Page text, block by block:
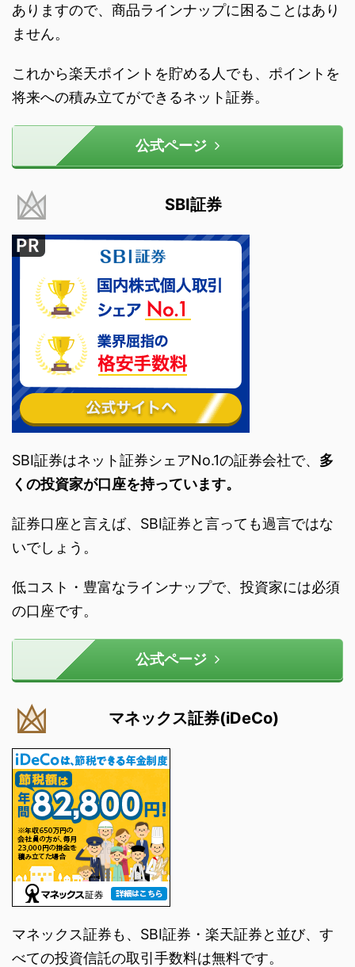
ありますので、商品ラインナップに困ることはあり
ません。
これから楽天ポイントを貯める人でも、ポイントを
将来への積み立てができるネット証券。
公式ページ
SBI証券
SBI証券はネット証券シェアNo.1の証券会社で、 多
くの投資家が口座を持っています。
証券口座と言えば、SBI証券と言っても過言ではな
いでしょう。
低コスト・豊富なラインナップで、投資家には必須
の口座です。
公式ページ
マネックス証券(iDeCo)
マネックス証券も、SBI証券・楽天証券と並び、す
べての投資信託の取引手数料は無料です。